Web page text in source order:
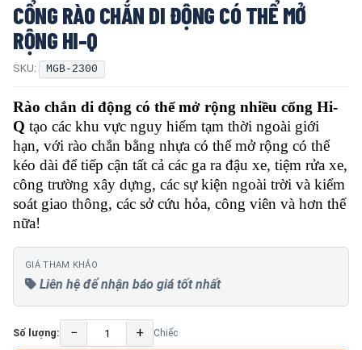
CỔNG RÀO CHẮN DI ĐỘNG CÓ THỂ MỞ
RỘNG HI-Q
SKU: MGB-2300
Rào chắn di động có thể mở rộng nhiều cổng Hi-
Q tạo các khu vực nguy hiểm tạm thời ngoài giới
hạn, với rào chắn bằng nhựa có thể mở rộng có thể
kéo dài để tiếp cận tất cả các ga ra đậu xe, tiệm rửa xe,
công trường xây dựng, các sự kiện ngoài trời và kiểm
soát giao thông, các sở cứu hỏa, công viên và hơn thế
nữa!
GIÁ THAM KHẢO
Liên hệ để nhận báo giá tốt nhất
Số lượng: − + Chiếc